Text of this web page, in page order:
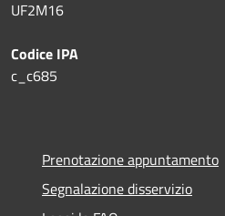
UF2M16
Codice IPA
c_c685
Prenotazione appuntamento
Segnalazione disservizio